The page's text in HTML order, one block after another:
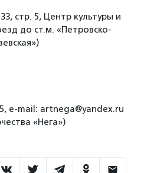
стр. 5, Центр культуры и
до ст.м. «Петровско-
е-mail: artnega@yandex.ru
«Нега»)